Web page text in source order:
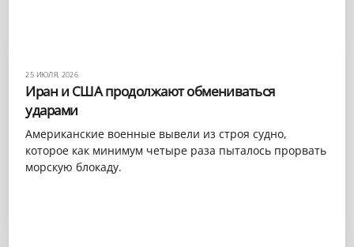
25 ИЮЛЯ, 2026
Иран и США продолжают обмениваться
ударами
Американские военные вывели из строя судно,
которое как минимум четыре раза пыталось прорвать
морскую блокаду.